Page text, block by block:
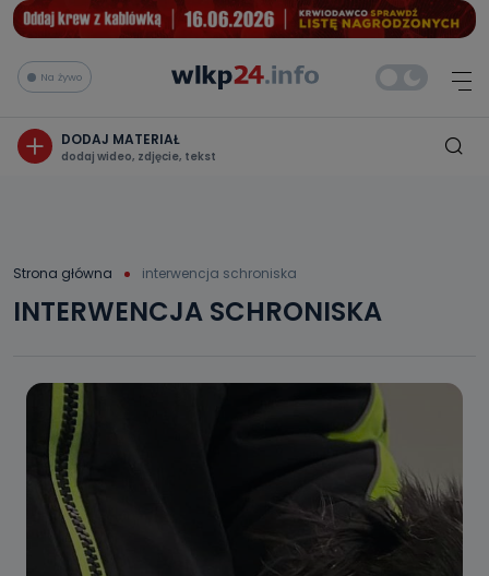
Na żywo
DODAJ MATERIAŁ
dodaj wideo, zdjęcie, tekst
Strona główna interwencja schroniska
INTERWENCJA SCHRONISKA